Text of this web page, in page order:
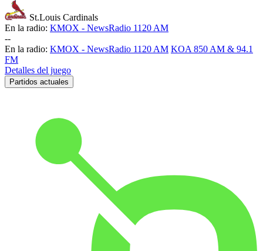
St.Louis Cardinals
En la radio: KMOX - NewsRadio 1120 AM
--
En la radio: KMOX - NewsRadio 1120 AM KOA 850 AM & 94.1
FM
Detalles del juego
Partidos actuales